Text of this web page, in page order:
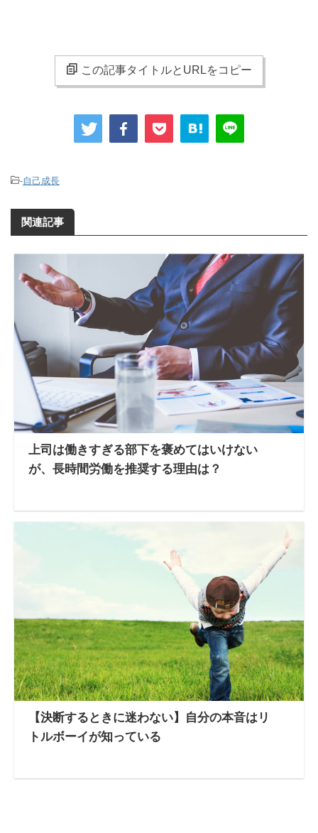
この記事タイトルとURLをコピー
-自己成長
関連記事
上司は働きすぎる部下を褒めてはいけない
が、長時間労働を推奨する理由は？
【決断するときに迷わない】自分の本音はリ
トルボーイが知っている